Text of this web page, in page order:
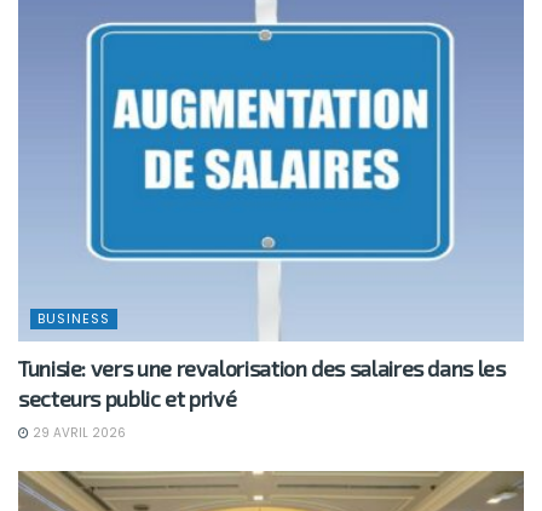
BUSINESS
Tunisie: vers une revalorisation des salaires dans les
secteurs public et privé
29 AVRIL 2026